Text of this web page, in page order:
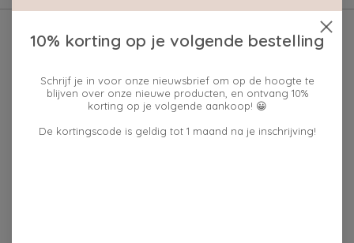
10% korting op je volgende bestelling
Schrijf je in voor onze nieuwsbrief om op de hoogte te
blijven over onze nieuwe producten, en ontvang 10%
korting op je volgende aankoop! 😀
De kortingscode is geldig tot 1 maand na je inschrijving!